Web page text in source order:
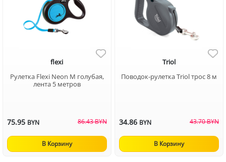
flexi
Рулетка Flexi Neon M голубая,
лента 5 метров
75.95 BYN 86.43 BYN
В Корзину
Triol
Поводок-рулетка Triol трос 8 м
34.86 BYN 43.70 BYN
В Корзину